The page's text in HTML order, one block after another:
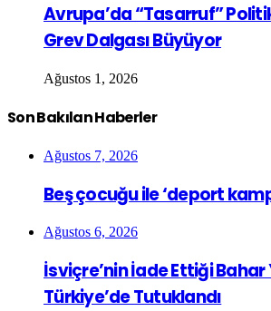
Avrupa’da “Tasarruf”
Grev Dalgası Büyüyor
Ağustos 1, 2026
Son Bakılan Haberler
Ağustos 7, 2026
Beş çocuğu ile ‘deport
Ağustos 6, 2026
İsviçre’nin İade Ettiği Bahar
Türkiye’de Tutuklandı